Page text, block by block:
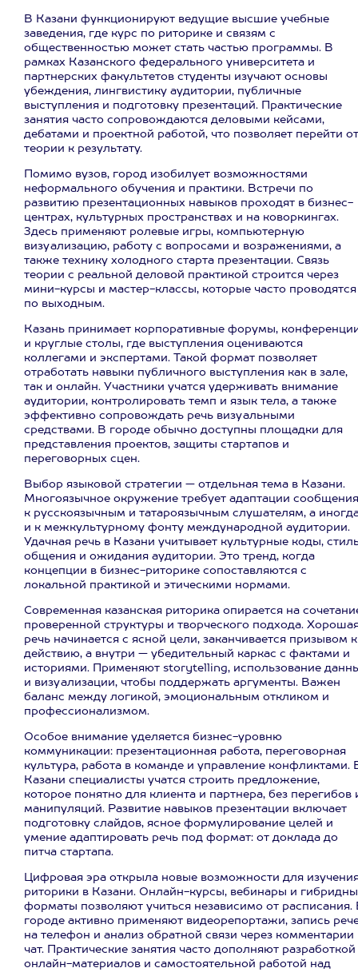
В Казани функционируют ведущие высшие учебные
заведения, где курс по риторике и связям с
общественностью может стать частью программы. В
рамках Казанского федерального университета и
партнерских факультетов студенты изучают основы
убеждения, лингвистику аудитории, публичные
выступления и подготовку презентаций. Практические
занятия часто сопровождаются деловыми кейсами,
дебатами и проектной работой, что позволяет перейти от
теории к результату.
Помимо вузов, город изобилует возможностями
неформального обучения и практики. Встречи по
развитию презентационных навыков проходят в бизнес-
центрах, культурных пространствах и на коворкингах.
Здесь применяют ролевые игры, компьютерную
визуализацию, работу с вопросами и возражениями, а
также технику холодного старта презентации. Связь
теории с реальной деловой практикой строится через
мини-курсы и мастер-классы, которые часто проводятся
по выходным.
Казань принимает корпоративные форумы,
и круглые столы, где выступления оцениваются
коллегами и экспертами. Такой формат позволяет
отработать навыки публичного выступления как в зале,
так и онлайн. Участники учатся удерживать внимание
аудитории, контролировать темп и язык тела, а также
эффективно сопровождать речь визуальными
средствами. В городе обычно доступны площадки для
представления проектов, защиты стартапов и
переговорных сцен.
Выбор языковой стратегии — отдельная тема в Казани.
Многоязычное окружение требует адаптации сообщения
к русскоязычным и татароязычным слушателям, а
и к межкультурному фонту международной аудитории.
Удачная речь в Казани учитывает культурные коды,
общения и ожидания аудитории. Это тренд, когда
концепции в бизнес-риторике сопоставляются с
локальной практикой и этическими нормами.
Современная казанская риторика опирается на
проверенной структуры и творческого подхода.
речь начинается с ясной цели, заканчивается призывом к
действию, а внутри — убедительный каркас с фактами и
историями. Применяют storytelling, использование
и визуализации, чтобы поддержать аргументы. Важен
баланс между логикой, эмоциональным откликом и
профессионализмом.
Особое внимание уделяется бизнес-уровню
коммуникации: презентационная работа, переговорная
культура, работа в команде и управление конфликтами.
Казани специалисты учатся строить предложение,
которое понятно для клиента и партнера, без перегибов
манипуляций. Развитие навыков презентации включает
подготовку слайдов, ясное формулирование целей и
умение адаптировать речь под формат: от доклада до
питча стартапа.
Цифровая эра открыла новые возможности для
риторики в Казани. Онлайн-курсы, вебинары и
форматы позволяют учиться независимо от расписания.
городе активно применяют видеорепортажи, запись
на телефон и анализ обратной связи через комментарии
чат. Практические занятия часто дополняют разработкой
онлайн-материалов и самостоятельной работой над